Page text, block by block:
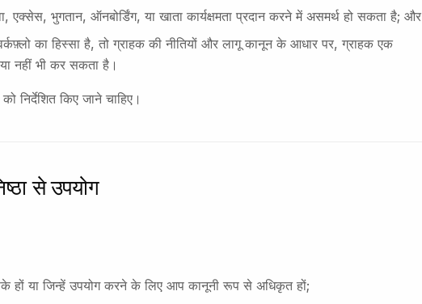
एक्सेस, भुगतान, ऑनबोर्डिंग, या खाता कार्यक्षमता प्रदान करने में असमर्थ हो सकता है; और
का हिस्सा है, तो ग्राहक की नीतियों और लागू कानून के आधार पर, ग्राहक एक
नहीं भी कर सकता है।
निर्देशित किए जाने चाहिए।
से उपयोग
या जिन्हें उपयोग करने के लिए आप कानूनी रूप से अधिकृत हों;